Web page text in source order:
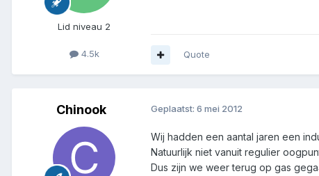
Lid niveau 2
4.5k Quote
Chinook Geplaatst: 6 mei 2012
Wij hadden een aantal jaren een
Natuurlijk niet vanuit regulier
Dus zijn we weer terug op gas